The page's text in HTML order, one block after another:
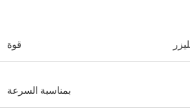
قوة
بمناسبة السرعة